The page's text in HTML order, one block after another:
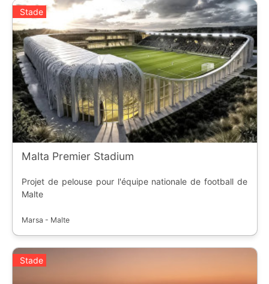
Stade
Malta Premier Stadium
Projet de pelouse pour l'équipe nationale de football de
Malte
Marsa - Malte
Stade